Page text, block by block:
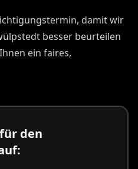
damit wir
besser beurteilen
ein faires,
den